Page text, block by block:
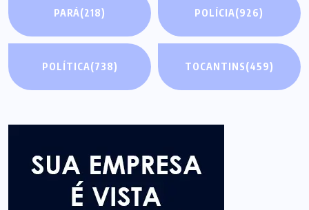
PARÁ(218) POLÍCIA(926)
POLÍTICA(738) TOCANTINS(459)